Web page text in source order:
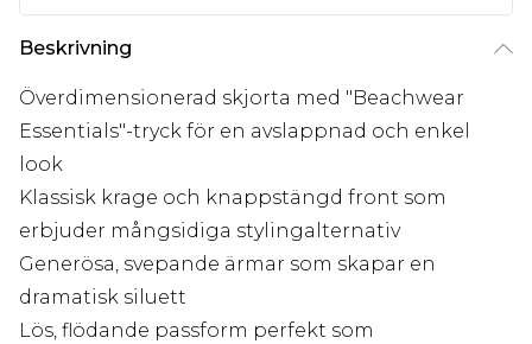
Beskrivning
Överdimensionerad skjorta med "Beachwear
Essentials"-tryck för en avslappnad och enkel
look
Klassisk krage och knappstängd front som
erbjuder mångsidiga stylingalternativ
Generösa, svepande ärmar som skapar en
dramatisk siluett
Lös, flödande passform perfekt som